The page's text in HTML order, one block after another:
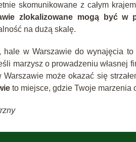
skomunikowane z całym
zlokalizowane mogą być w
na dużą skalę.
hale w Warszawie do wynajęcia
marzysz o prowadzeniu własnej
Warszawie może okazać się
to miejsce, gdzie Twoje marzenia